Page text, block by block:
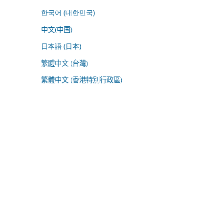
한국어 (대한민국)
中文(中国)
日本語 (日本)
繁體中文 (台灣)
繁體中文 (香港特別行政區)